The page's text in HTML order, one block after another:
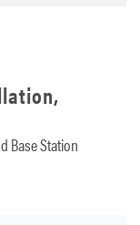
Base Station